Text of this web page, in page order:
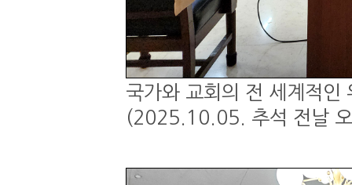
국가와 교회의 전 세계적인
(2025.10.05. 추석 전날